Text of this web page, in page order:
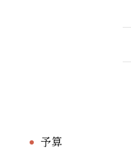
予算